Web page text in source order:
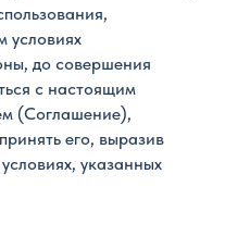
условиях
до совершения
с настоящим
(Соглашение),
его, выразив
указанных